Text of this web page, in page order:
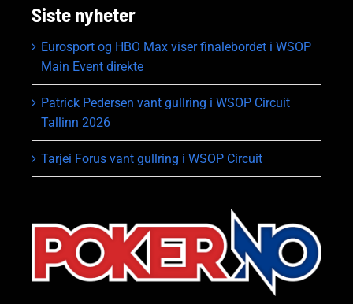
Siste nyheter
Eurosport og HBO Max viser finalebordet i WSOP
Main Event direkte
Patrick Pedersen vant gullring i WSOP Circuit
Tallinn 2026
Tarjei Forus vant gullring i WSOP Circuit